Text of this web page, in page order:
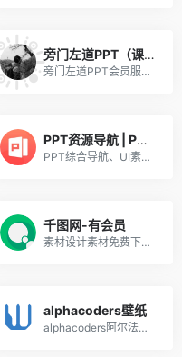
旁门左道PPT（课程学习 有会员）
旁门左道PPT会员服务官网
PPT资源导航 | PPT模板图表等设计素材免费下载
PPT综合导航、UI素材下载、大数据综合导航
千图网-有会员
素材设计素材免费下载_素材设计图片
alphacoders壁纸
alphacoders阿尔法编码器，资源超多，质量超高超棒的一个网站噢！支持中文显示及搜索，想要4k、8k壁纸直接搜索就可以了！